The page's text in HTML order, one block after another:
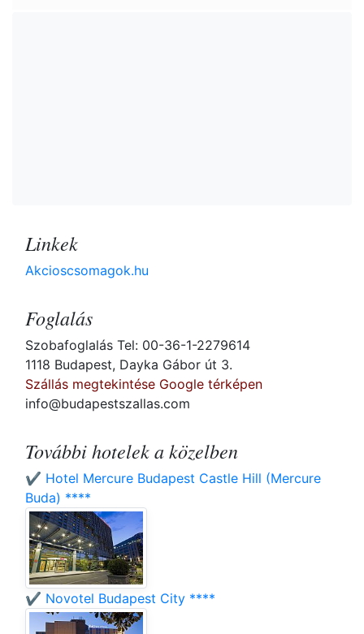
Linkek
Akcioscsomagok.hu
Foglalás
Szobafoglalás Tel: 00-36-1-2279614
1118 Budapest, Dayka Gábor út 3.
Szállás megtekintése Google térképen
info@budapestszallas.com
További hotelek a közelben
✔️ Hotel Mercure Budapest Castle Hill (Mercure
Buda) ****
✔️ Novotel Budapest City ****